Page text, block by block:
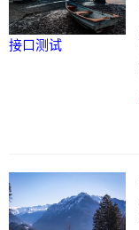
接口测试